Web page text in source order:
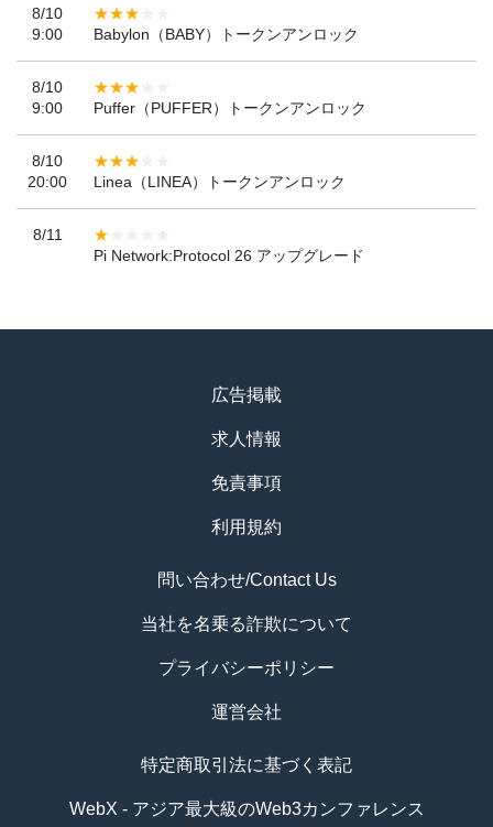
8/10
9:00
Babylon（BABY）トークンアンロック
8/10
9:00
Puffer（PUFFER）トークンアンロック
8/10
20:00
Linea（LINEA）トークンアンロック
8/11
Pi Network:Protocol 26 アップグレード
広告掲載
求人情報
免責事項
利用規約
問い合わせ/Contact Us
当社を名乗る詐欺について
プライバシーポリシー
運営会社
特定商取引法に基づく表記
WebX - アジア最大級のWeb3カンファレンス